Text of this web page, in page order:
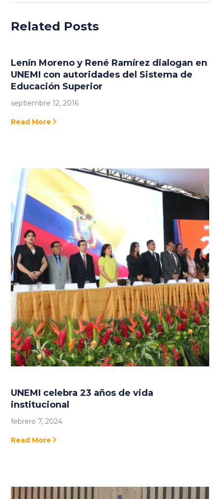
Related Posts
Lenín Moreno y René Ramírez dialogan en
UNEMI con autoridades del Sistema de
Educación Superior
septiembre 12, 2016
Read More
UNEMI celebra 23 años de vida
institucional
febrero 7, 2024
Read More